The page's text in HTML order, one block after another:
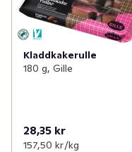
Kladdkakerulle
180 g, Gille
28,35 kr
157,50 kr /kg